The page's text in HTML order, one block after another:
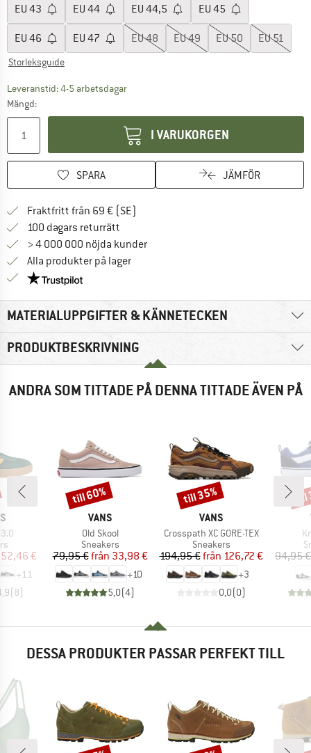
EU 43 EU 44 EU 44,5 EU 45
EU 46 EU 47 EU48 EU49 EU50 EU51
Storleksguide
Leveranstid: 4-5 arbetsdagarLänken öppnas i en inforuta och innehåller
Mängd:
I VARUKORGEN
SPARA JÄMFÖR
Fraktfritt från 69 € (SE)
100 dagars returrätt
> 4 000 000 nöjda kunder
Alla produkter på lager
Trust Pilot-garanti - hitta all information här!
MATERIALUPPGIFTER & KÄNNETECKEN
PRODUKTBESKRIVNING
ANDRA SOM TITTADE PÅ DENNA TITTADE ÄVEN PÅ
pris
52,46 €
+11
(8)
VARUMÄRKE
VANS
Produkter
Old Skool
Produktgrupp
Sneakers
Pris
79,95 € Reducerat pris
från 33,98 €
+10
5,0(4)
Rabatt
till 60%
VARUMÄRKE
VANS
Produkter
Crosspath XC GORE-TEX
Produktgrupp
Sneakers
Pris
194,95 € Reducerat pris
från 126,72 €
+3
0,0(0)
Rabatt
till 35%
94,95 €
DESSA PRODUKTER PASSAR PERFEKT TILL